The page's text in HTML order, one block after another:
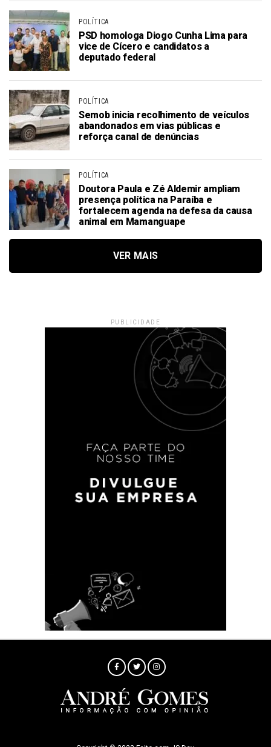
POLÍTICA
PSD homologa Diogo Cunha Lima para
vice de Cícero e candidatos a
deputado federal
POLÍTICA
Semob inicia recolhimento de veículos
abandonados em vias públicas e
reforça canal de denúncias
POLÍTICA
Doutora Paula e Zé Aldemir ampliam
presença política na Paraíba e
fortalecem agenda na defesa da causa
animal em Mamanguape
VER MAIS
PUBLICIDADE